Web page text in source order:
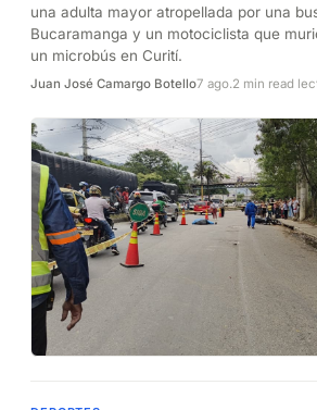
una adulta mayor atropellada por una
Bucaramanga y un motociclista que
un microbús en Curití.
Juan José Camargo Botello7 ago.2 min read